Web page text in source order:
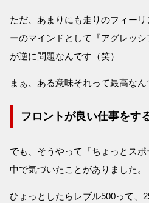
ただ、あまりにも走りのフィー
ーのマインドとして『アグレッ
が逆に問題なんです（笑）
まぁ、ある意味それって最高なん
フロントが良い仕事をす
でも、そうやって『ちょっとス
中で気づいたことがありました。
ひょっとしたらレブル500って、